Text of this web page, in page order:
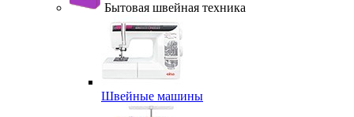
Бытовая швейная техника
Швейные машины